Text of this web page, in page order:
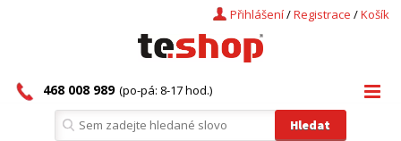
Košík
/
Registrace
/
Přihlášení
468 008 989 (po-pá: 8-17 hod.)